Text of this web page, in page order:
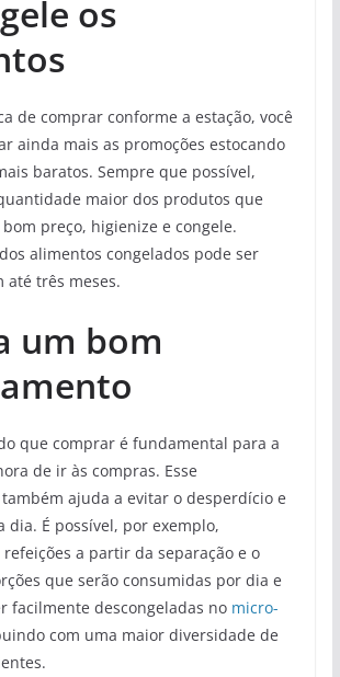
os
de comprar conforme a estação, você
ainda mais as promoções estocando
baratos. Sempre que possível,
maior dos produtos que
preço, higienize e congele.
alimentos congelados pode ser
até três meses.
um bom
que comprar é fundamental para a
de ir às compras. Esse
ajuda a evitar o desperdício e
dia. É possível, por exemplo,
a partir da separação e o
que serão consumidas por dia e
facilmente descongeladas no micro-
com uma maior diversidade de